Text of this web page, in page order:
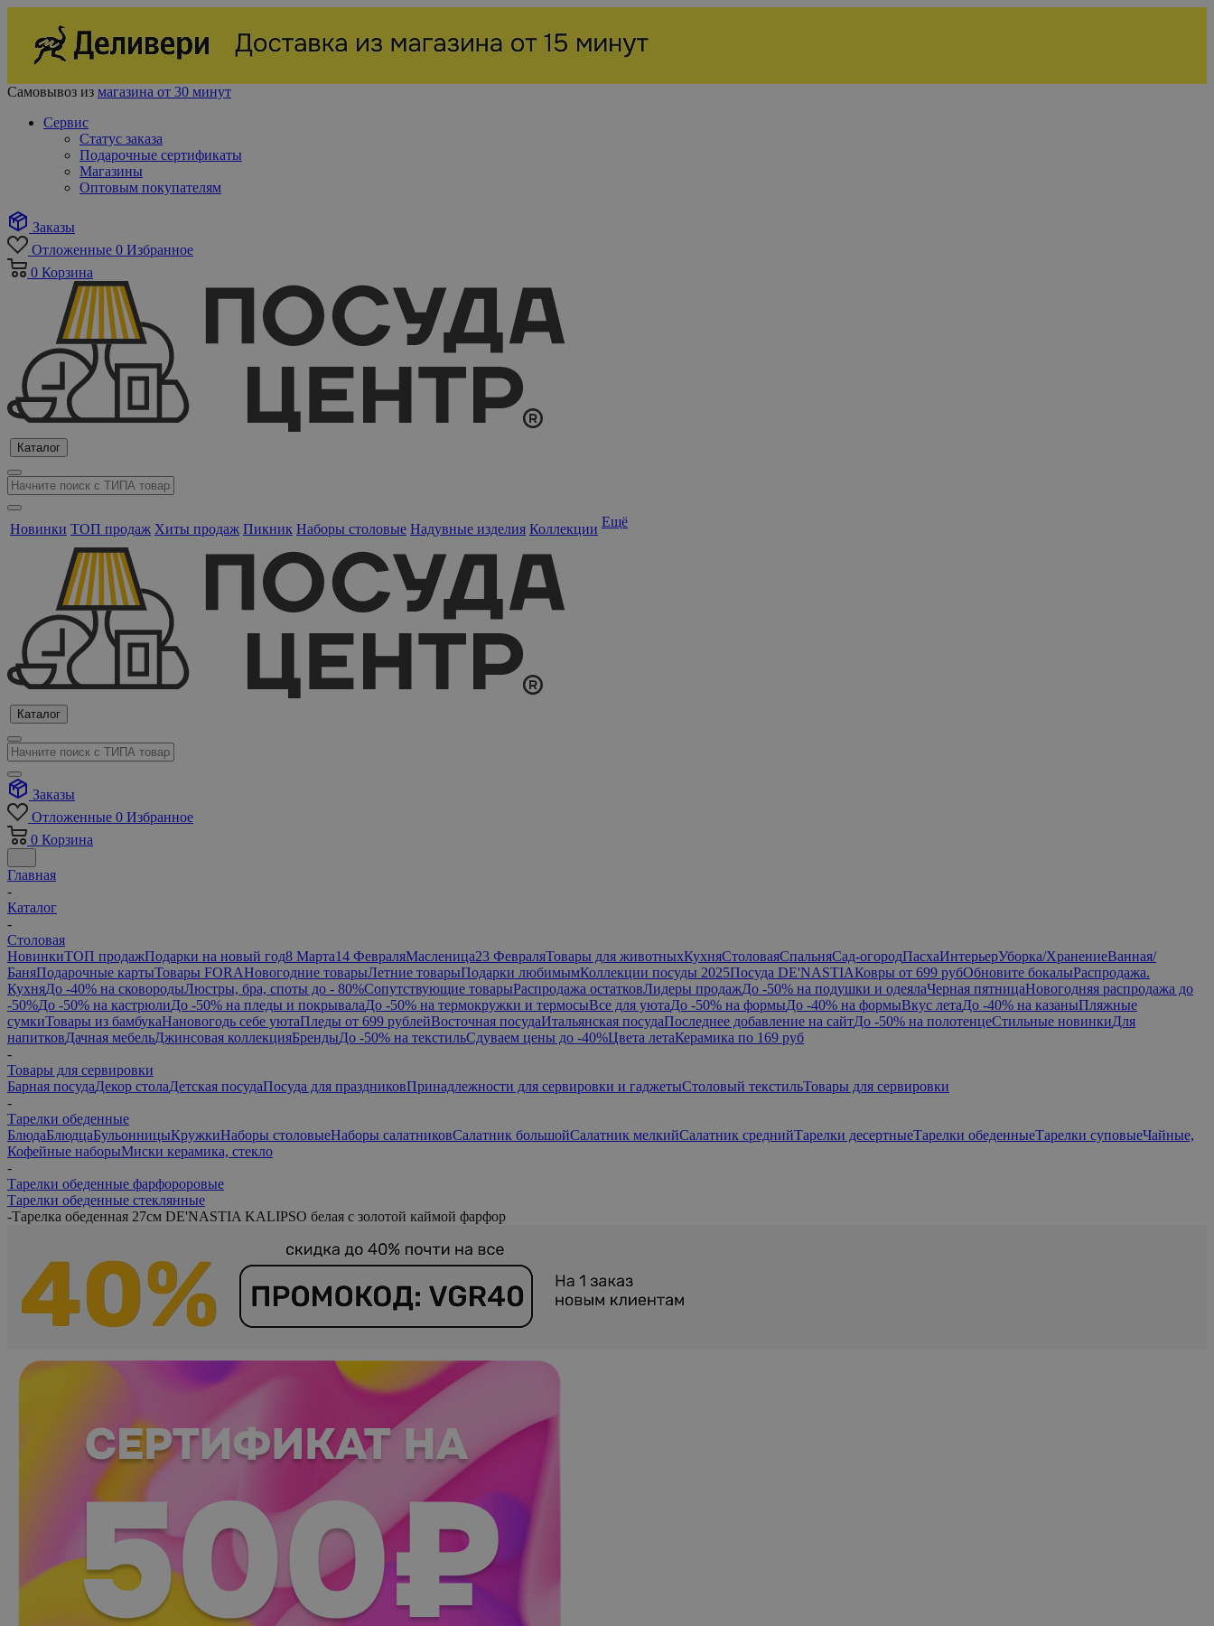
Самовывоз из магазина от 30 минут
Сервис
Статус заказа
Подарочные сертификаты
Магазины
Оптовым покупателям
Заказы
Отложенные 0 Избранное
0 Корзина
Каталог
Новинки ТОП продаж Хиты продаж Пикник Наборы столовые Надувные изделия Коллекции Ещё
Каталог
Заказы
Отложенные 0 Избранное
0 Корзина
Главная
-
Каталог
-
Столовая
НовинкиТОП продажПодарки на новый год8 Марта14 ФевраляМасленица23 ФевраляТовары для животныхКухняСтоловаяСпальняСад-огородПасхаИнтерьерУборка/ХранениеВанная/
БаняПодарочные картыТовары FORAНовогодние товарыЛетние товарыПодарки любимымКоллекции посуды 2025Посуда DE'NASTIAКовры от 699 рубОбновите бокалыРаспродажа.
КухняДо -40% на сковородыЛюстры, бра, споты до - 80%Сопутствующие товарыРаспродажа остатковЛидеры продажДо -50% на подушки и одеялаЧерная пятницаНовогодняя распродажа до
-50%До -50% на кастрюлиДо -50% на пледы и покрывалаДо -50% на термокружки и термосыВсе для уютаДо -50% на формыДо -40% на формыВкус летаДо -40% на казаныПляжные
сумкиТовары из бамбукаНановогодь себе уютаПледы от 699 рублейВосточная посудаИтальянская посудаПоследнее добавление на сайтДо -50% на полотенцеСтильные новинкиДля
напитковДачная мебельДжинсовая коллекцияБрендыДо -50% на текстильСдуваем цены до -40%Цвета летаКерамика по 169 руб
-
Товары для сервировки
Барная посудаДекор столаДетская посудаПосуда для праздниковПринадлежности для сервировки и гаджетыСтоловый текстильТовары для сервировки
-
Тарелки обеденные
БлюдаБлюдцаБульонницыКружкиНаборы столовыеНаборы салатниковСалатник большойСалатник мелкийСалатник среднийТарелки десертныеТарелки обеденныеТарелки суповыеЧайные,
Кофейные наборыМиски керамика, стекло
-
Тарелки обеденные фарфороровые
Тарелки обеденные стеклянные
-Тарелка обеденная 27см DE'NASTIA KALIPSO белая с золотой каймой фарфор